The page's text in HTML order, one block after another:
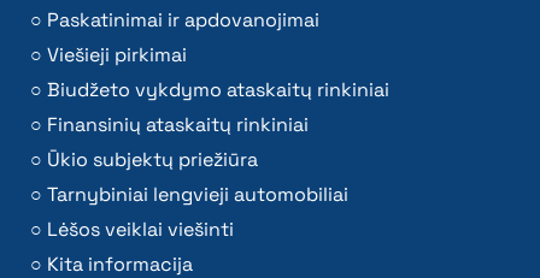
Paskatinimai ir apdovanojimai
Viešieji pirkimai
Biudžeto vykdymo ataskaitų rinkiniai
Finansinių ataskaitų rinkiniai
Ūkio subjektų priežiūra
Tarnybiniai lengvieji automobiliai
Lėšos veiklai viešinti
Kita informacija